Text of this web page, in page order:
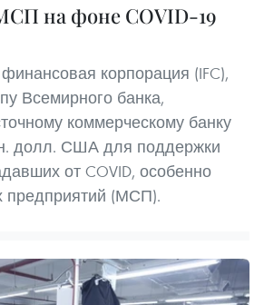
на фоне COVID-19
корпорация (IFC),
Всемирного банка,
коммерческому банку
долл. США для поддержки
от COVID, особенно
предприятий (МСП).